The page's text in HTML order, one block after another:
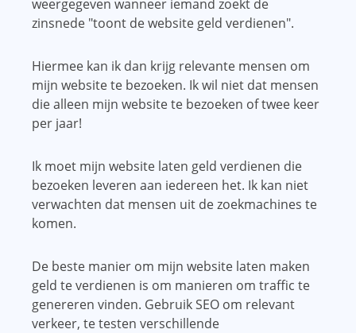
weergegeven wanneer iemand zoekt de
zinsnede "toont de website geld verdienen".
Hiermee kan ik dan krijg relevante mensen om
mijn website te bezoeken. Ik wil niet dat mensen
die alleen mijn website te bezoeken of twee keer
per jaar!
Ik moet mijn website laten geld verdienen die
bezoeken leveren aan iedereen het. Ik kan niet
verwachten dat mensen uit de zoekmachines te
komen.
De beste manier om mijn website laten maken
geld te verdienen is om manieren om traffic te
genereren vinden. Gebruik SEO om relevant
verkeer, te testen verschillende